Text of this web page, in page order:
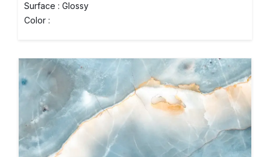
Surface : Glossy
Color :